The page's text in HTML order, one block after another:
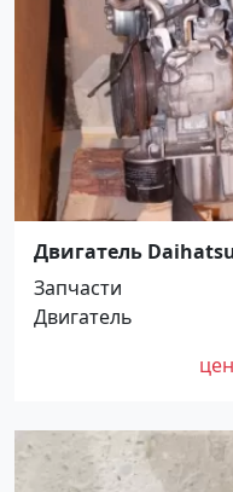
Двигатель Daihatsu
DET Краснодар
Запчасти
Двигатель